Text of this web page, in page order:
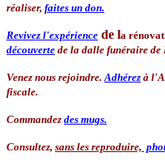
réaliser, faites un don.
Revivez l'expérience de la
découverte de la dalle funéraire
Venez nous rejoindre. Adhérez à
fiscale.
Commandez des mugs.
Consultez, sans les reproduire,